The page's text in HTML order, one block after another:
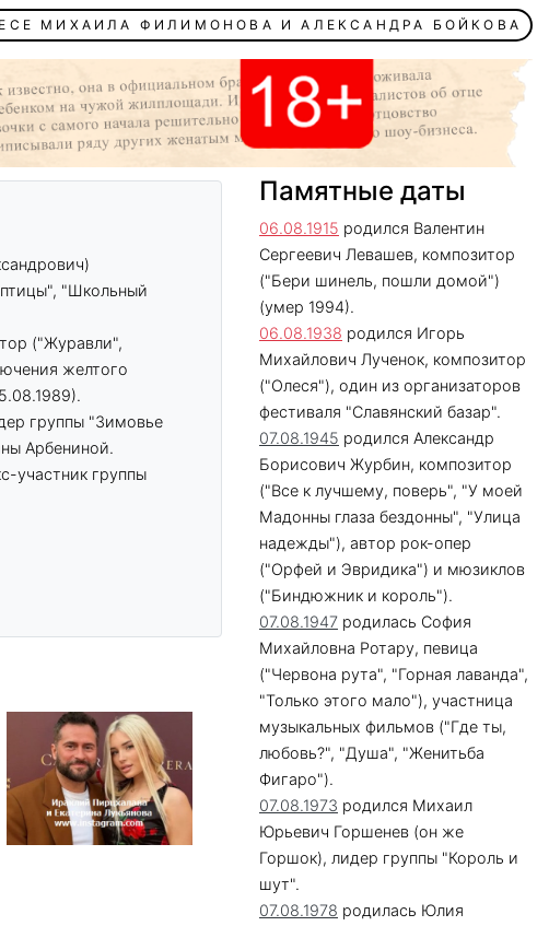
МИХАИЛА ФИЛИМОНОВА И АЛЕКСАНДРА БОЙКОВА
птицы", "Школьный
("Журавли",
желтого
группы "Зимовье
Арбениной.
участник группы
Памятные даты
06.08.1915 родился Валентин
Сергеевич Левашев, композитор
("Бери шинель, пошли домой")
(умер 1994).
06.08.1938 родился Игорь
Михайлович Лученок, композитор
("Олеся"), один из организаторов
фестиваля "Славянский базар".
07.08.1945 родился Александр
Борисович Журбин, композитор
("Все к лучшему, поверь", "У моей
Мадонны глаза бездонны", "Улица
надежды"), автор рок-опер
("Орфей и Эвридика") и мюзиклов
("Биндюжник и король").
07.08.1947 родилась София
Михайловна Ротару, певица
("Червона рута", "Горная лаванда",
"Только этого мало"), участница
музыкальных фильмов ("Где ты,
любовь?", "Душа", "Женитьба
Фигаро").
07.08.1973 родился Михаил
Юрьевич Горшенев (он же
Горшок), лидер группы "Король и
шут".
07.08.1978 родилась Юлия